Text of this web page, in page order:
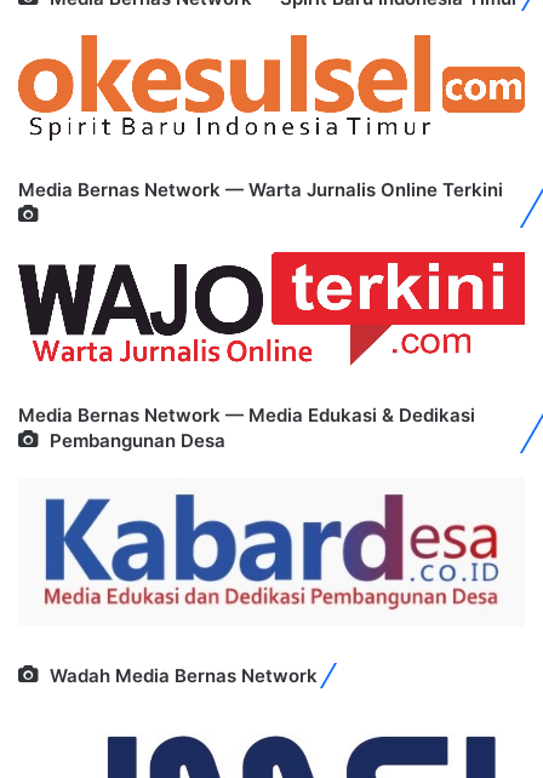
Media Bernas Network — Warta Jurnalis Online Terkini
Media Bernas Network — Media Edukasi & Dedikasi
Pembangunan Desa
Wadah Media Bernas Network